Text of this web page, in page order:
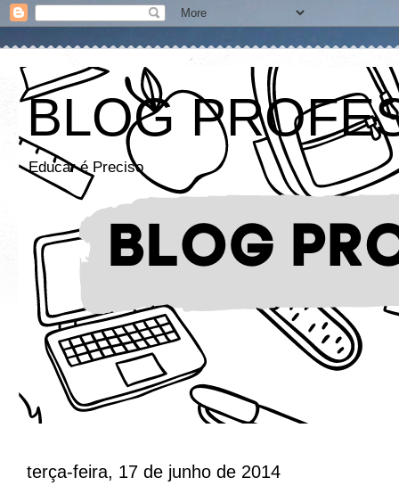
BLOG
Educar é Preciso
terça-feira, 17 de junho de 2014